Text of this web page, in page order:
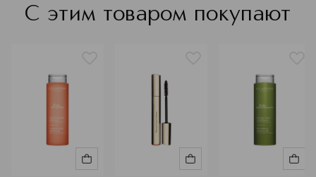
С этим товаром покупают